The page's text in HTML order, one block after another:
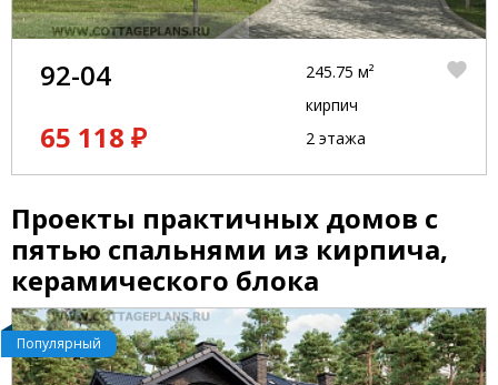
92-04
65 118 ₽
245.75 м²
кирпич
2 этажа
Проекты практичных домов с
пятью спальнями из кирпича,
керамического блока
Популярный